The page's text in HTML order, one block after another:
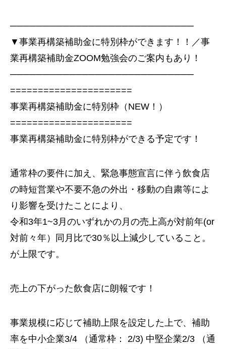
────────────────────────────
▼事業再構築補助金に特別枠ができます！！／事
業再構築補助金ZOOM勉強会のご案内もあり！
────────────────────────────
======================
事業再構築補助金に特別枠（NEW！）
======================
事業再構築補助金に特別枠ができる予定です！
通常枠の要件に加え、緊急事態宣言に伴う飲食店
の時短営業や不要不急の外出・移動の自粛等によ
り影響を受けたことにより、
令和3年1~3月のいずれかの月の売上高が対前年(or
対前々年）同月比で30％以上減少していること。
が上限です。
売上の下がった飲食店に朗報です！
事業規模に応じて補助上限を設定した上で、補助
率を中小企業3/4 （通常枠： 2/3) 中堅企業2/3 （通